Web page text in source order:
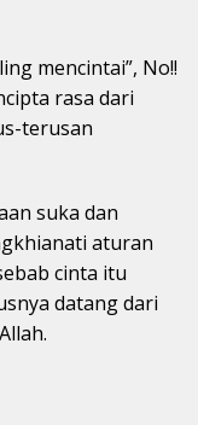
mencintai”, No!!
rasa dari
terusan
suka dan
aturan
cinta itu
datang dari